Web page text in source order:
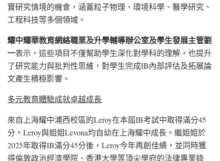
實研究情境的機會，涵蓋粒子物理、環境科學、醫學研究、
工程科技等多個領域。
耀中耀華教育網絡職業及升學輔導辦公室及學生發展主管劉
一表示，這些項目不僅幫助學生深化對學科的理解，也提升
了研究能力與批判性思維，對學生完成IB內部評估及拓展論
文產生積極影響。
多元教育體驗成就卓越成長
來自上海耀中浦西校區的Leroy在本屆IB考試中取得滿分45
分。Leroy與姐姐Levona均自幼在上海耀中成長。繼姐姐於
2025年取得IB滿分45分後，Leroy今年再創佳績，並同時獲
得倫敦政治經濟學院、香港大學等頂尖學府的法律專業錄